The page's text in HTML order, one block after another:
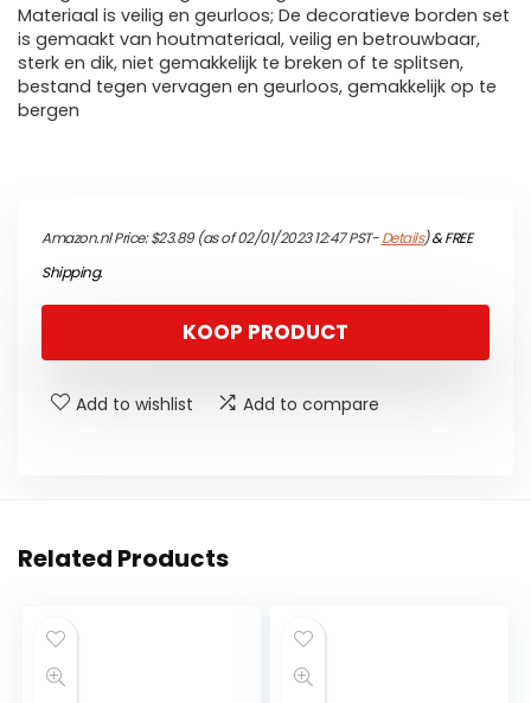
Materiaal is veilig en geurloos; De decoratieve borden set
is gemaakt van houtmateriaal, veilig en betrouwbaar,
sterk en dik, niet gemakkelijk te breken of te splitsen,
bestand tegen vervagen en geurloos, gemakkelijk op te
bergen
Amazon.nl Price:$23.89(as of 02/01/2023 12:47 PST-Details)&FREE
Shipping.
KOOP PRODUCT
Add to wishlist Add to compare
Related Products